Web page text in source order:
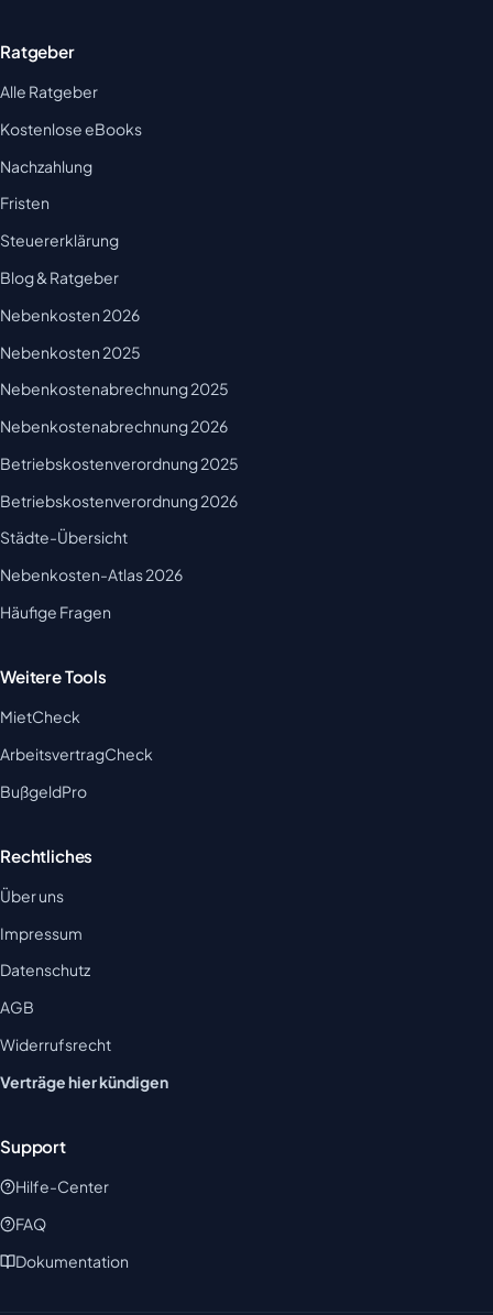
Ratgeber
Alle Ratgeber
Kostenlose eBooks
Nachzahlung
Fristen
Steuererklärung
Blog & Ratgeber
Nebenkosten 2026
Nebenkosten 2025
Nebenkostenabrechnung 2025
Nebenkostenabrechnung 2026
Betriebskostenverordnung 2025
Betriebskostenverordnung 2026
Städte-Übersicht
Nebenkosten-Atlas 2026
Häufige Fragen
Weitere Tools
MietCheck
ArbeitsvertragCheck
BußgeldPro
Rechtliches
Über uns
Impressum
Datenschutz
AGB
Widerrufsrecht
Verträge hier kündigen
Support
Hilfe-Center
FAQ
Dokumentation